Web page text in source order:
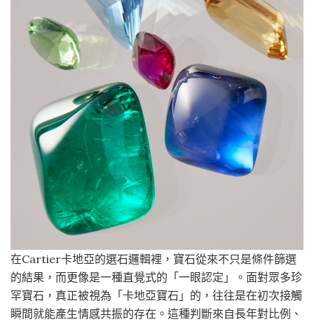
在Cartier卡地亞的選石邏輯裡，寶石從來不只是條件篩選
的結果，而更像是一種直覺式的「一眼認定」。面對眾多珍
罕寶石，真正被視為「卡地亞寶石」的，往往是在初次接觸
瞬間就能產生情感共振的存在。這種判斷來自長年對比例、